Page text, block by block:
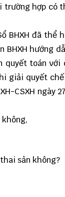
trường hợp có
BHXH đã thể
BHXH hướng
quyết toán với
giải quyết
CSXH ngày
sản không?